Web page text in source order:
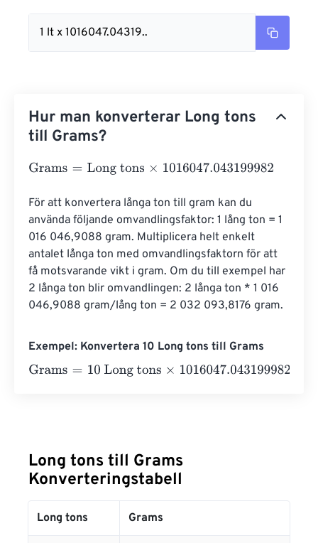
1 lt x 1016047.04319..
Hur man konverterar Long tons
till Grams?
Grams= Long tons ×1016047.043199982
För att konvertera långa ton till gram kan du
använda följande omvandlingsfaktor: 1 lång ton = 1
016 046,9088 gram. Multiplicera helt enkelt
antalet långa ton med omvandlingsfaktorn för att
få motsvarande vikt i gram. Om du till exempel har
2 långa ton blir omvandlingen: 2 långa ton * 1 016
046,9088 gram/lång ton = 2 032 093,8176 gram.
Exempel: Konvertera 10 Long tons till Grams
Grams= 10 Long tons ×1016047.043199982=
Long tons till Grams
Konverteringstabell
Long tons Grams